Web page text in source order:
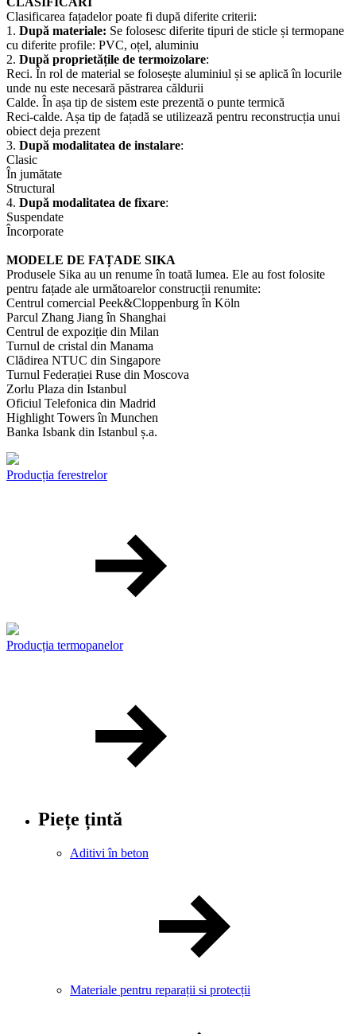
Clasificarea fațadelor poate fi după diferite criterii:
1. După materiale: Se folosesc diferite tipuri de sticle și termopane
cu diferite profile: PVC, oțel, aluminiu
2. După proprietățile de termoizolare:
Reci. În rol de material se folosește aluminiul și se aplică în locurile
unde nu este necesară păstrarea căldurii
Calde. În așa tip de sistem este prezentă o punte termică
Reci-calde. Așa tip de fațadă se utilizează pentru reconstrucția unui
obiect deja prezent
3. După modalitatea de instalare:
Clasic
În jumătate
Structural
4. După modalitatea de fixare:
Suspendate
Încorporate
MODELE DE FAȚADE SIKA
Produsele Sika au un renume în toată lumea. Ele au fost folosite
pentru fațade ale următoarelor construcții renumite:
Centrul comercial Peek&Cloppenburg în Köln
Parcul Zhang Jiang în Shanghai
Centrul de expoziție din Milan
Turnul de cristal din Manama
Clădirea NTUC din Singapore
Turnul Federației Ruse din Moscova
Zorlu Plaza din Istanbul
Oficiul Telefonica din Madrid
Highlight Towers în Munchen
Banka Isbank din Istanbul ș.a.
Producția ferestrelor
Producția termopanelor
Piețe țintă
Aditivi în beton
Materiale pentru reparații si protecții